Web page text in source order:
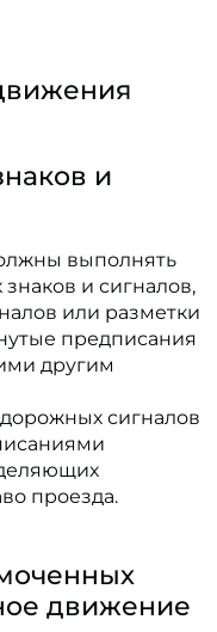
и
выполнять
и сигналов,
или разметки
предписания
другим
сигналов
проезда.
движение